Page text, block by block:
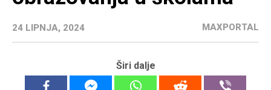
24 LIPNJA, 2024 MAXPORTAL
Širi dalje